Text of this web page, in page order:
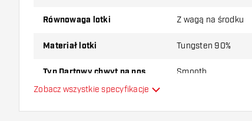
Równowaga lotki Z wagą na środku
Materiał lotki Tungsten 90%
Typ Dartowy chwyt na nos Smooth
Zobacz wszystkie specyfikacje